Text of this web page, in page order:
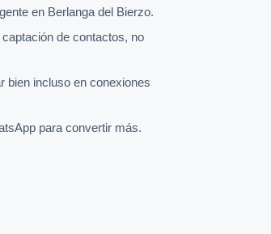
en Berlanga del Bierzo.
de contactos, no
bien incluso en conexiones
para convertir más.